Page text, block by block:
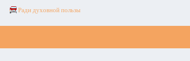
Ради духовной пользы